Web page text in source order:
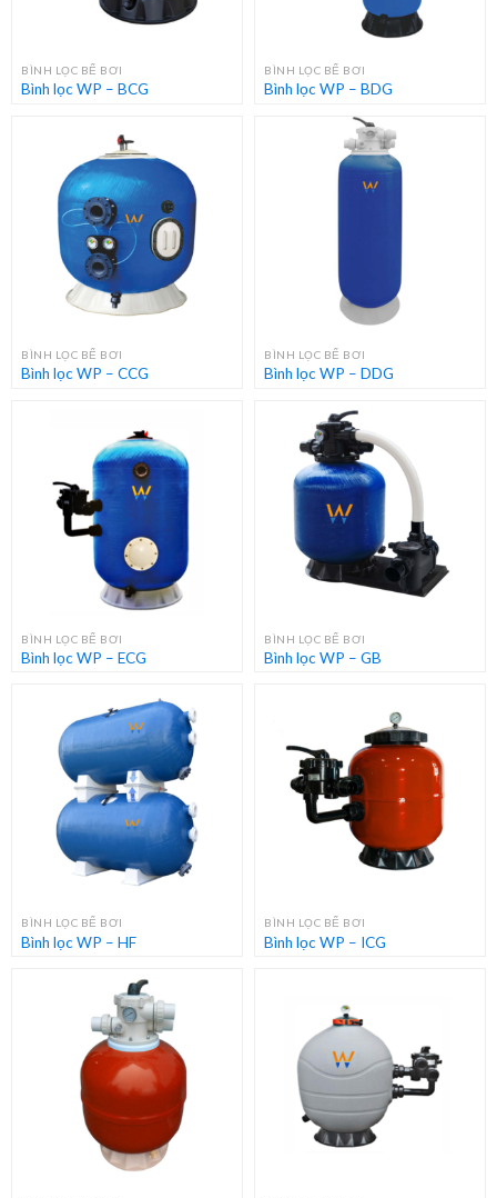
BÌNH LỌC BỂ BƠI
Bình lọc WP – BCG
BÌNH LỌC BỂ BƠI
Bình lọc WP – BDG
BÌNH LỌC BỂ BƠI
Bình lọc WP – CCG
BÌNH LỌC BỂ BƠI
Bình lọc WP – DDG
BÌNH LỌC BỂ BƠI
Bình lọc WP – ECG
BÌNH LỌC BỂ BƠI
Bình lọc WP – GB
BÌNH LỌC BỂ BƠI
Bình lọc WP – HF
BÌNH LỌC BỂ BƠI
Bình lọc WP – ICG